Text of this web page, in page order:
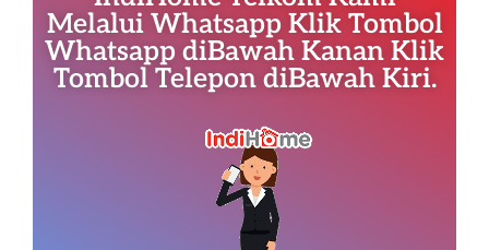
Melalui Whatsapp Klik Tombol
Whatsapp diBawah Kanan Klik
Tombol Telepon diBawah Kiri.